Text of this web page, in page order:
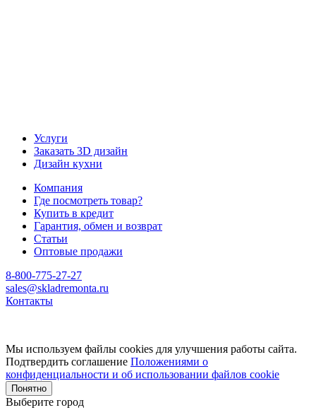
Услуги
Заказать 3D дизайн
Дизайн кухни
Компания
Где посмотреть товар?
Купить в кредит
Гарантия, обмен и возврат
Статьи
Оптовые продажи
8-800-775-27-27
sales@skladremonta.ru
Контакты
Мы используем файлы cookies для улучшения работы сайта.
Подтвердить соглашение Положениями о
конфиденциальности и об использовании файлов cookie
Понятно
Выберите город